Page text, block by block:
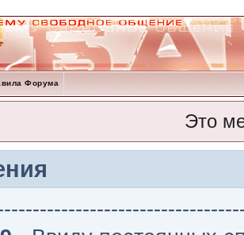
Форума
Это